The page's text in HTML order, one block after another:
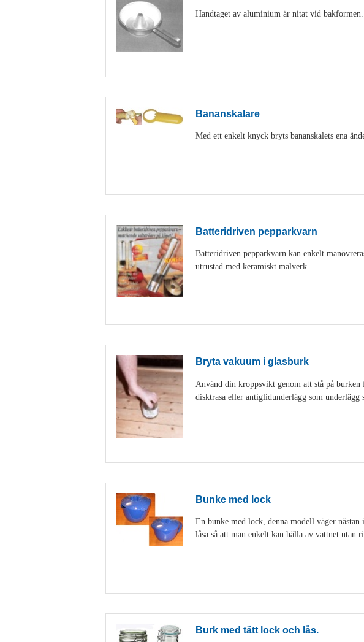
Handtaget av aluminium är nitat vid bakformen.
Bananskalare
Med ett enkelt knyck bryts bananskalets ena
Batteridriven pepparkvarn
Batteridriven pepparkvarn kan enkelt
utrustad med keramiskt malverk
Bryta vakuum i glasburk
Använd din kroppsvikt genom att stå på
disktrasa eller antiglidunderlägg som
Bunke med lock
En bunke med lock, denna modell väger
låsa så att man enkelt kan hälla av vattnet utan
Burk med tätt lock och lås.